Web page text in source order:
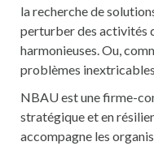
la recherche de
perturber des activités
harmonieuses. Ou,
problèmes inextricables.
NBAU est une firme-
stratégique et en
accompagne les